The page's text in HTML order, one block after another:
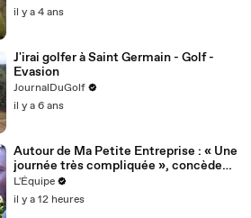
il y a 4 ans
J'irai golfer à Saint Germain - Golf -
Evasion
JournalDuGolf
il y a 6 ans
Autour de Ma Petite Entreprise : « Une
journée très compliquée », concède
Océane Mahé après la 6e étape - Tour
de France femmes avec Zwift - Autour
de Ma Petite Entreprise
L'Équipe
il y a 12 heures